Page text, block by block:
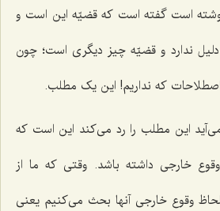
است گفته است که قضیّه این است و
ندارد و قضیّه چیز دیگری است؛ چون
که نداریم! این یک مطلب.
این مطلب را رد می‌کند این است که
خارجی داشته باشد. وقتی که ما از
وقوع خارجی آنها بحث می‌کنیم یعنی